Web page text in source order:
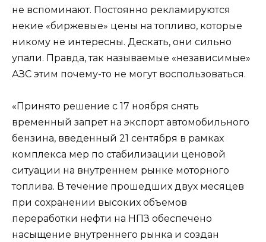
не вспоминают. Постоянно рекламируются
некие «биржевые» цены на топливо, которые
никому не интересны. Дескать, они сильно
упали. Правда, так называемые «независимые»
АЗС этим почему-то не могут воспользоваться.
«Принято решение с 17 ноября снять
временный запрет на экспорт автомобильного
бензина, введенный 21 сентября в рамках
комплекса мер по стабилизации ценовой
ситуации на внутреннем рынке моторного
топлива. В течение прошедших двух месяцев
при сохранении высоких объемов
переработки нефти на НПЗ обеспечено
насыщение внутреннего рынка и создан